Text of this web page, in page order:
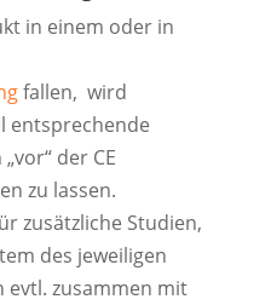
in einem oder in
fallen, wird
entsprechende
der CE
zu lassen.
zusätzliche Studien,
des jeweiligen
evtl. zusammen mit